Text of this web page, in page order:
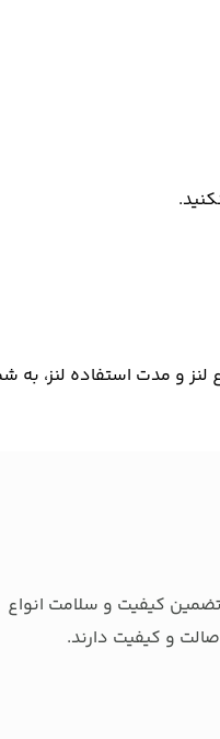
و مدت استفاده لنز، به
کیفیت و سلامت انواع
و کیفیت دارند.